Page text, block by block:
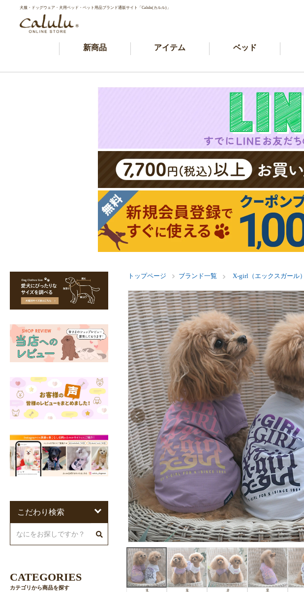
犬服・ドッグウェア・犬用ベッド・ペット用品ブランド通販サイト「Calulu(カルル)」
新商品 アイテム ベッド
トップページ ブランド一覧 X-girl（エックスガール）
こだわり検索
CATEGORIES
カテゴリから商品を探す